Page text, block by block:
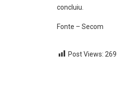
concluiu.
Fonte – Secom
Post Views: 269